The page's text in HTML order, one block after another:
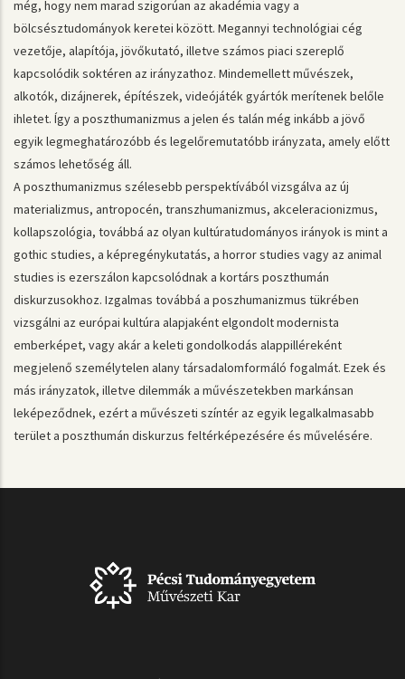
még, hogy nem marad szigorúan az akadémia vagy a
bölcsésztudományok keretei között. Megannyi technológiai cég
vezetője, alapítója, jövőkutató, illetve számos piaci szereplő
kapcsolódik soktéren az irányzathoz. Mindemellett művészek,
alkotók, dizájnerek, építészek, videójáték gyártók merítenek belőle
ihletet. Így a poszthumanizmus a jelen és talán még inkább a jövő
egyik legmeghatározóbb és legelőremutatóbb irányzata, amely előtt
számos lehetőség áll.
A poszthumanizmus szélesebb perspektívából vizsgálva az új
materializmus, antropocén, transzhumanizmus, akceleracionizmus,
kollapszológia, továbbá az olyan kultúratudományos irányok is mint a
gothic studies, a képregénykutatás, a horror studies vagy az animal
studies is ezerszálon kapcsolódnak a kortárs poszthumán
diskurzusokhoz. Izgalmas továbbá a poszhumanizmus tükrében
vizsgálni az európai kultúra alapjaként elgondolt modernista
emberképet, vagy akár a keleti gondolkodás alappilléreként
megjelenő személytelen alany társadalomformáló fogalmát. Ezek és
más irányzatok, illetve dilemmák a művészetekben markánsan
leképeződnek, ezért a művészeti színtér az egyik legalkalmasabb
terület a poszthumán diskurzus feltérképezésére és művelésére.